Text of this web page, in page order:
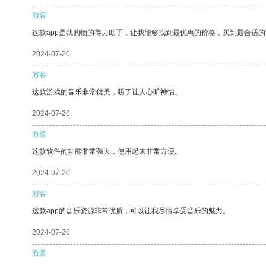
游客
这款app是我购物的得力助手，让我能够找到最优惠的价格，买到最合适
2024-07-20
游客
这款游戏的音乐非常优美，听了让人心旷神怡。
2024-07-20
游客
这款软件的功能非常强大，使用起来非常方便。
2024-07-20
游客
这款app的音乐资源非常优质，可以让我尽情享受音乐的魅力。
2024-07-20
游客